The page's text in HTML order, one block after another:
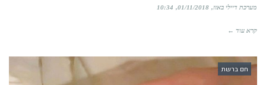
מערכת דיילי באזז 01/11/2018
10:34
קרא עוד ←
חם ברשת